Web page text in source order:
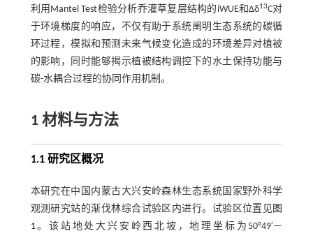
利用Mantel Test检验分析乔灌草复层结构的iWUE和∆δ13C对
于环境梯度的响应，不仅有助于系统阐明生态系统的碳循
环过程，模拟和预测未来气候变化造成的环境差异对植被
的影响，同时能够揭示植被结构调控下的水土保持功能与
碳-水耦合过程的协同作用机制。
1 材料与方法
1.1 研究区概况
本研究在中国内蒙古大兴安岭森林生态系统国家野外科学
观测研究站的渐伐林综合试验区内进行。试验区位置见图
1。该站地处大兴安岭西北坡，地理坐标为50°49′—